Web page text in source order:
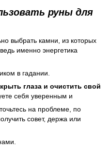
руны для
выбрать камни, из которых
именно энергетика
в гадании.
глаза и очистить свой
себя уверенным и
на проблеме, по
совет, держа или